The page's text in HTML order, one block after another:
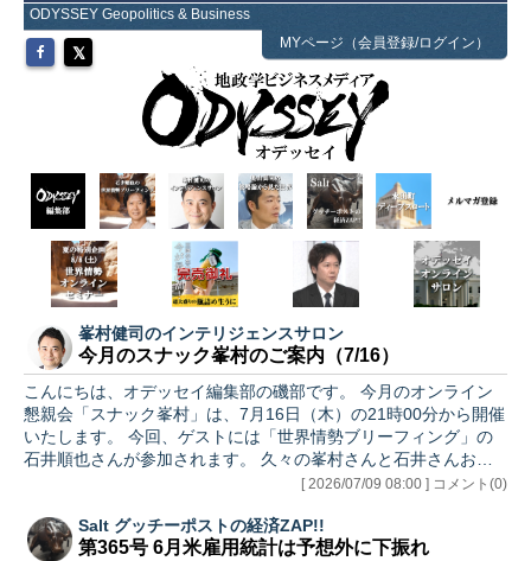
ODYSSEY Geopolitics & Business
MYページ（会員登録/ログイン）
峯村健司のインテリジェンスサロン
今月のスナック峯村のご案内（7/16）
こんにちは、オデッセイ編集部の磯部です。 今月のオンライン
懇親会「スナック峯村」は、7月16日（木）の21時00分から開催
いたします。 今回、ゲストには「世界情勢ブリーフィング」の
石井順也さんが参加されます。 久々の峯村さんと石井さんおふ
たりのスナック峯村ということで、白熱の議論となること間違い
今月のスナック峯村も、ここだけの話盛りだくさんでお届けしま
すので、どうぞお楽しみに！ 「峯村健司のインテリジェンスサ
[ 2026/07/09 08:00 ] コメント(0)
Salt グッチーポストの経済ZAP!!
第365号 6月米雇用統計は予想外に下振れ